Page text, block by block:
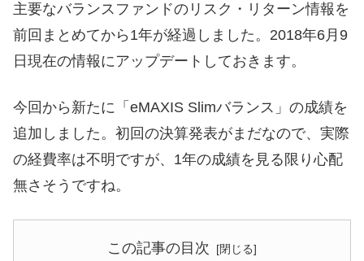
主要なバランスファンドのリスク・リターン情報を
前回まとめてから1年が経過しました。2018年6月9
日現在の情報にアップデートしておきます。
今回から新たに「eMAXIS Slimバランス」の成績を
追加しました。初回の決算発表がまだなので、実際
の経費率は不明ですが、1年の成績を見る限り心配
無さそうですね。
この記事の目次